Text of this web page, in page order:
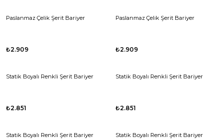
Paslanmaz Çelik Şerit Bariyer
₺2.909
Paslanmaz Çelik Şerit Bariyer
₺2.909
Statik Boyalı Renkli Şerit Bariyer
₺2.851
Statik Boyalı Renkli Şerit Bariyer
₺2.851
Statik Boyalı Renkli Şerit Bariyer Statik Boyalı Renkli Şerit Bariyer